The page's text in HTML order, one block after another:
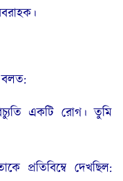
বলত:
একটি রোগ। তুমি
প্রতিবিম্বে দেখছিল: